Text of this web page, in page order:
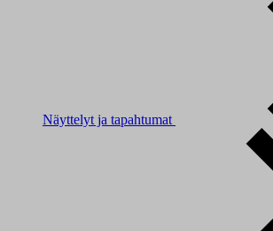
Näyttelyt ja tapahtumat